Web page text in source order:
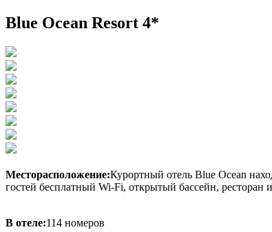
Blue Ocean Resort 4*
Месторасположение:Курортный отель Blue Ocean
гостей бесплатный Wi-Fi, открытый бассейн, ресторан
В отеле:114 номеров